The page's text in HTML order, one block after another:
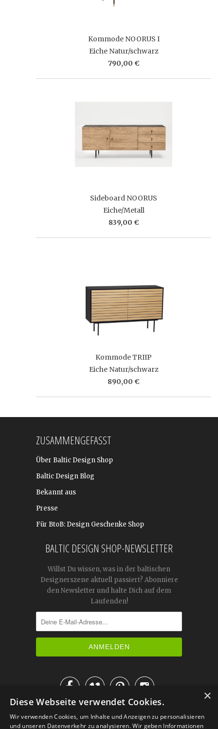
Kommode NOORUS I
Eiche Natur/schwarz
790,00 €
Sideboard NOORUS
Eiche/Metall
839,00 €
Kommode TRIIP
Eiche Natur/schwarz
890,00 €
ZUSAMMENGEFASST
Über Baltic Design Shop
Baltic Design Blog
Bekannt aus
Presse
Für BtoB: Design Geschenke Shop
BALTIC DESIGN SHOP-NEWSLETTER
Willst Du wissen, was in der baltischen
Designerszene aktuell passiert? Abonniere
den Newsletter und halte Dich auf dem
Laufenden!

IM KATALOG BLÄTTERN
×
Diese Webseite verwendet Cookies.
Wir verwenden Cookies, um Inhalte und Anzeigen zu personalisieren
und unseren Datenverkehr zu analysieren. Wir geben Informationen